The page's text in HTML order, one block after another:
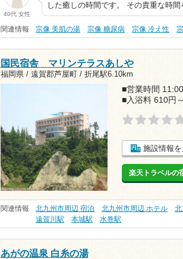
40代 女性
した癒しの時間です。 その貴重な時
関連情報 宗像 美肌の湯 宗像 糖尿病 宗像 冷え性
国民宿舎 マリンテラスあしや
福岡県 / 遠賀郡芦屋町 / 折尾駅6.10km
■営業時間
■入浴料 610円～
施設情報を
楽天トラベルの
関連情報 北九州市周辺 宿泊 北九州市周辺 ホテル
遠賀川駅
本城駅 水巻駅
あがの温泉 白糸の湯